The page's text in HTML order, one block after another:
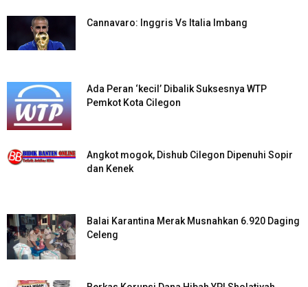
Cannavaro: Inggris Vs Italia Imbang
Ada Peran ‘kecil’ Dibalik Suksesnya WTP
Pemkot Kota Cilegon
Angkot mogok, Dishub Cilegon Dipenuhi Sopir
dan Kenek
Balai Karantina Merak Musnahkan 6.920 Daging
Celeng